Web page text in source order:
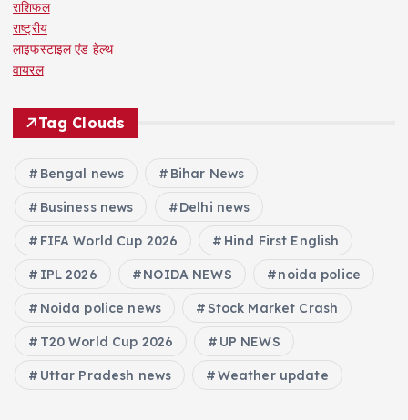
राशिफल
राष्ट्रीय
लाइफस्टाइल एंड हेल्थ
वायरल
Tag Clouds
Bengal news Bihar News
Business news Delhi news
FIFA World Cup 2026 Hind First English
IPL 2026 NOIDA NEWS noida police
Noida police news Stock Market Crash
T20 World Cup 2026 UP NEWS
Uttar Pradesh news Weather update